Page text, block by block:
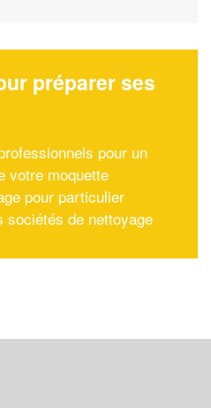
préparer ses
pour un
votre moquette
pour particulier
sociétés de nettoyage